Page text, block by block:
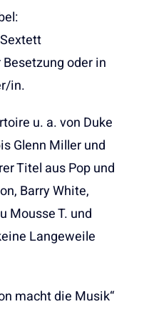
oder in
in.
u. a. von Duke
Glenn Miller und
Titel aus Pop und
Barry White,
Mousse T. und
Langeweile
macht die Musik“